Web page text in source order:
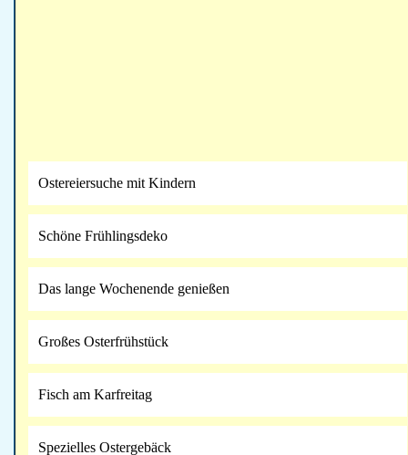
Ostereiersuche mit Kindern
Schöne Frühlingsdeko
Das lange Wochenende genießen
Großes Osterfrühstück
Fisch am Karfreitag
Spezielles Ostergebäck